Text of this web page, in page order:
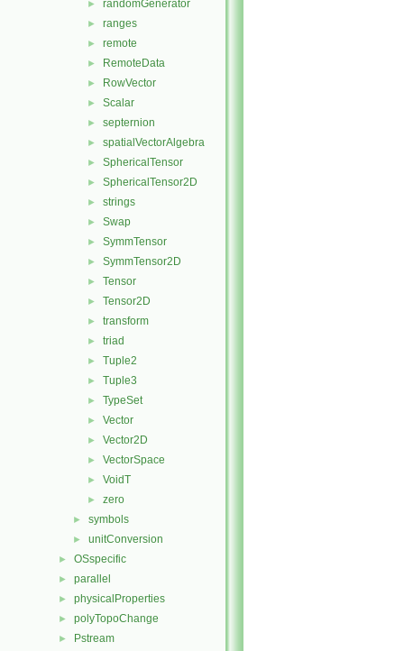
► randomGenerator
► ranges
► remote
► RemoteData
► RowVector
► Scalar
► septernion
► spatialVectorAlgebra
► SphericalTensor
► SphericalTensor2D
► strings
► Swap
► SymmTensor
► SymmTensor2D
► Tensor
► Tensor2D
► transform
► triad
► Tuple2
► Tuple3
► TypeSet
► Vector
► Vector2D
► VectorSpace
► VoidT
► zero
► symbols
► unitConversion
► OSspecific
► parallel
► physicalProperties
► polyTopoChange
► Pstream